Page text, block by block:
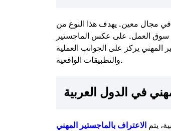
في مجال معين. يهدف هذا النوع من
سوق العمل. على عكس الماجستير
المهني يركز على الجوانب العملية
والتطبيقات الواقعية.
في الدول العربية
يتم الاعتراف بالماجستير المهني